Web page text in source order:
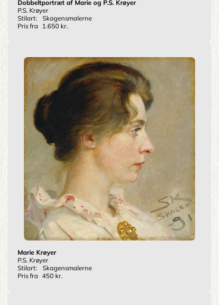
Dobbeltportræt af Marie og P.S. Krøyer
P.S. Krøyer
Stilart:
Skagensmalerne
Pris fra
1.650 kr.
Marie Krøyer
P.S. Krøyer
Stilart:
Skagensmalerne
Pris fra 450 kr.